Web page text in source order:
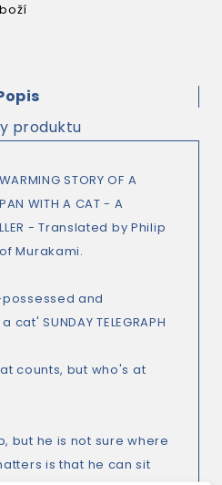
produktu
STORY OF A
WITH A CAT - A
- Translated by Philip
Murakami.
and
SUNDAY TELEGRAPH
counts, but who's at
but he is not sure where
is that he can sit